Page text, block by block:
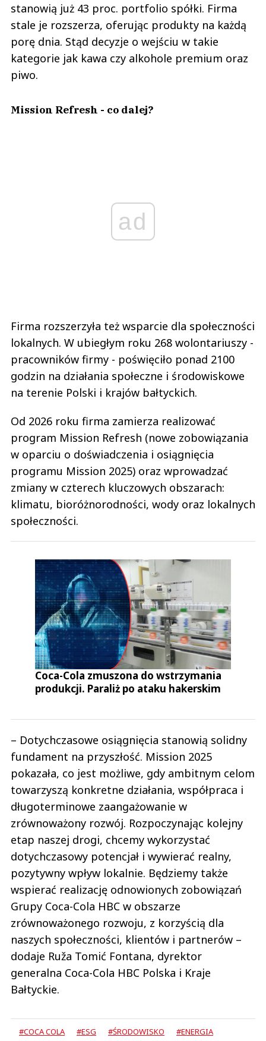
stanowią już 43 proc. portfolio spółki. Firma
stale je rozszerza, oferując produkty na każdą
porę dnia. Stąd decyzje o wejściu w takie
kategorie jak kawa czy alkohole premium oraz
piwo.
Mission Refresh - co dalej?
ad
Firma rozszerzyła też wsparcie dla społeczności
lokalnych. W ubiegłym roku 268 wolontariuszy -
pracowników firmy - poświęciło ponad 2100
godzin na działania społeczne i środowiskowe
na terenie Polski i krajów bałtyckich.
Od 2026 roku firma zamierza realizować
program Mission Refresh (nowe zobowiązania
w oparciu o doświadczenia i osiągnięcia
programu Mission 2025) oraz wprowadzać
zmiany w czterech kluczowych obszarach:
klimatu, bioróżnorodności, wody oraz lokalnych
społeczności.
Coca-Cola zmuszona do wstrzymania
produkcji. Paraliż po ataku hakerskim
– Dotychczasowe osiągnięcia stanowią solidny
fundament na przyszłość. Mission 2025
pokazała, co jest możliwe, gdy ambitnym celom
towarzyszą konkretne działania, współpraca i
długoterminowe zaangażowanie w
zrównoważony rozwój. Rozpoczynając kolejny
etap naszej drogi, chcemy wykorzystać
dotychczasowy potencjał i wywierać realny,
pozytywny wpływ lokalnie. Będziemy także
wspierać realizację odnowionych zobowiązań
Grupy Coca-Cola HBC w obszarze
zrównoważonego rozwoju, z korzyścią dla
naszych społeczności, klientów i partnerów –
dodaje Ruža Tomić Fontana, dyrektor
generalna Coca-Cola HBC Polska i Kraje
Bałtyckie.
#COCA COLA #ESG #ŚRODOWISKO #ENERGIA